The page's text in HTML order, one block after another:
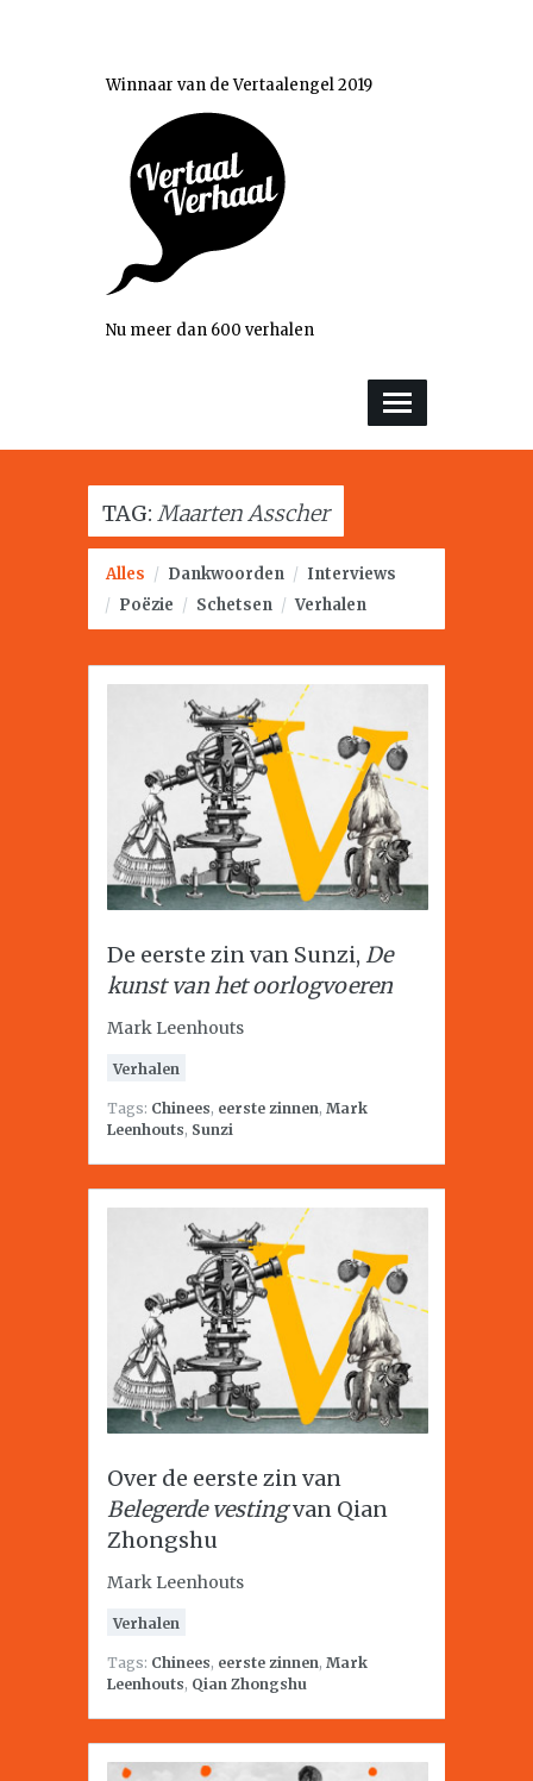
Winnaar van de Vertaalengel 2019
Nu meer dan 600 verhalen
TAG: Maarten Asscher
Alles / Dankwoorden / Interviews
/ Poëzie / Schetsen / Verhalen
De eerste zin van Sunzi, De
kunst van het oorlogvoeren
Mark Leenhouts
Verhalen
Tags: Chinees, eerste zinnen, Mark
Leenhouts, Sunzi
Over de eerste zin van
Belegerde vestingvan Qian
Zhongshu
Mark Leenhouts
Verhalen
Tags: Chinees, eerste zinnen, Mark
Leenhouts, Qian Zhongshu